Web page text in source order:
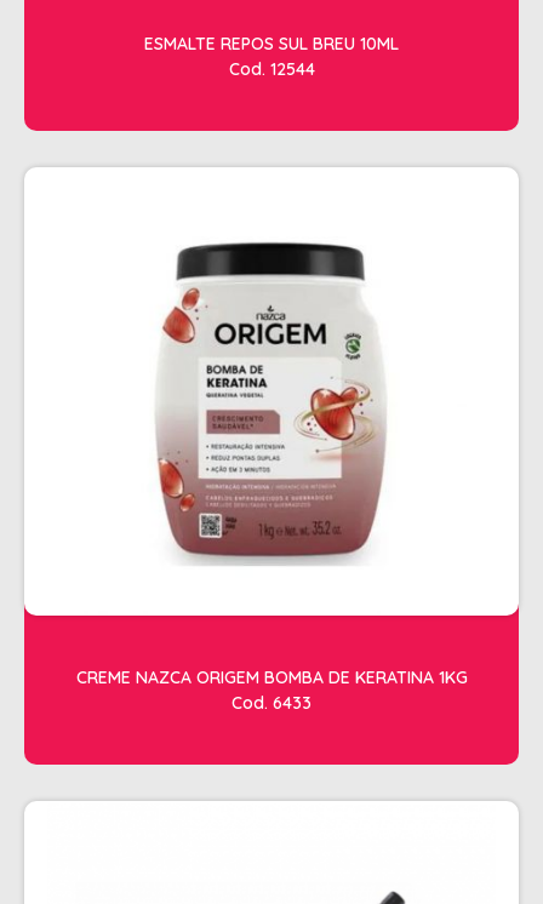
ESMALTE REPOS SUL BREU 10ML
Cod. 12544
CREME NAZCA ORIGEM BOMBA DE KERATINA 1KG
Cod. 6433